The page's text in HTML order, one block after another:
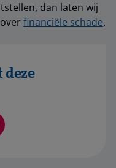
dan laten wij
financiële schade.
deze